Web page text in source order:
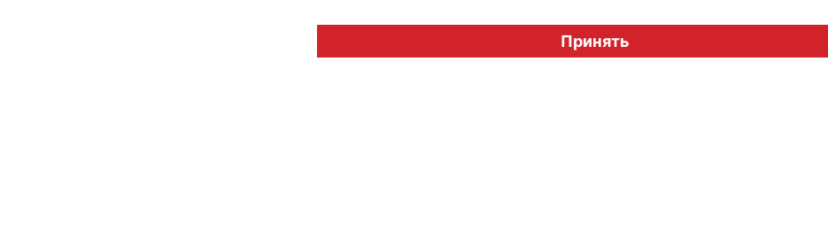
© "Вестник лицензионного рынка", licensingrussia.ru, 2009-2026 12+
Принять